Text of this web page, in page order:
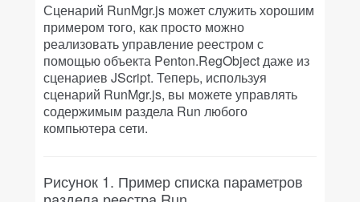
Сценарий RunMgr.js может служить хорошим
примером того, как просто можно
реализовать управление реестром с
помощью объекта Penton.RegObject даже из
сценариев JScript. Теперь, используя
сценарий RunMgr.js, вы можете управлять
содержимым раздела Run любого
компьютера сети.
Рисунок 1. Пример списка параметров